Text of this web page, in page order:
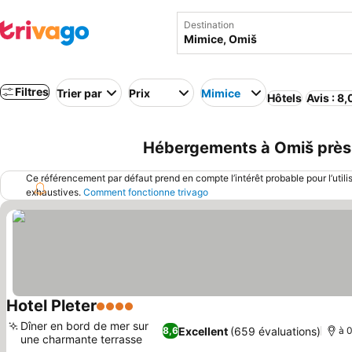
Destination
Filtres Trier par Prix Mimice Hôtels Avis :
Hébergements à Omiš
Ce référencement par défaut prend en compte l’intérêt probable pour
exhaustives. Comment fonctionne trivago
Hotel Pleter4 Étoiles
8,6Excellent (659 évaluations)
Dîner en bord de mer sur
une charmante terrasse
à